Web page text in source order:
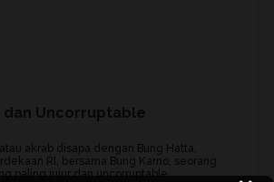
dan Uncorruptable
akrab disapa dengan Bung Hatta,
RI, bersama Bung Karno, seorang
paling jujur dan uncorruptable.